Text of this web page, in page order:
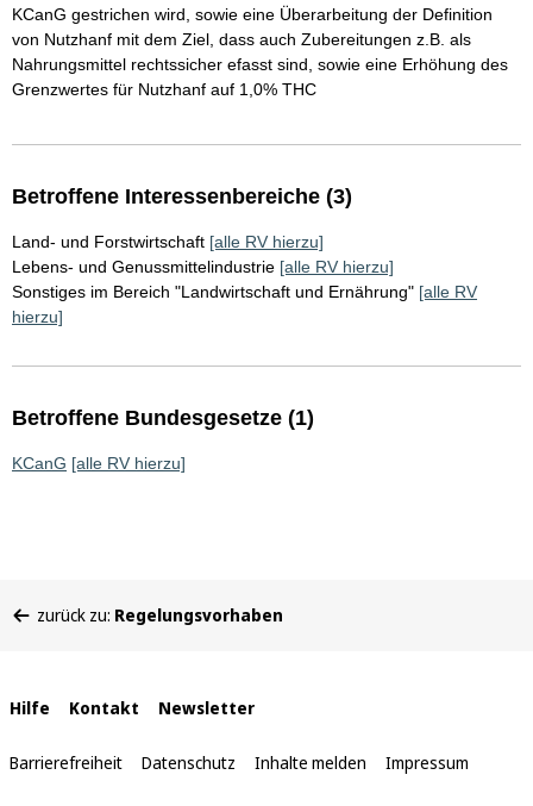
KCanG gestrichen wird, sowie eine Überarbeitung der Definition
von Nutzhanf mit dem Ziel, dass auch Zubereitungen z.B. als
Nahrungsmittel rechtssicher efasst sind, sowie eine Erhöhung des
Grenzwertes für Nutzhanf auf 1,0% THC
Betroffene Interessenbereiche (3)
Land- und Forstwirtschaft [alle RV hierzu]
Lebens- und Genussmittelindustrie [alle RV hierzu]
Sonstiges im Bereich "Landwirtschaft und Ernährung" [alle RV
hierzu]
Betroffene Bundesgesetze (1)
KCanG [alle RV hierzu]
befinden
zurück zu: Regelungsvorhaben
Interne
Links
Hilfe Kontakt Newsletter
Barrierefreiheit Datenschutz Inhalte melden Impressum